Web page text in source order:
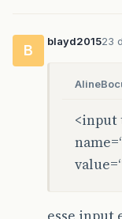
<
<
<
<
</head
B
blayd201523
<input